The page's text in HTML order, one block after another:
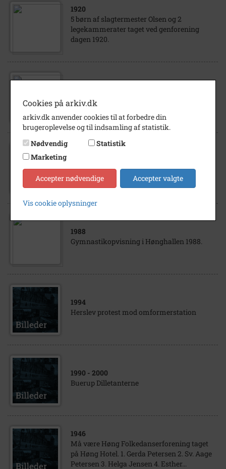
1920
5 børn af slagtermester Olsen og 2
legekammerater taget ved genforening
dagen 1920.
Høng Realskole
Arne 3. Ludvigsen, Thomas 4. Palludan-
Møller, Finn 5. Larsen, Peder Sustman 6...
1988
Gymnastikopvisning i Hønghallen 1988.
1994
Herslev protest mod omformerstation
1990 - 2000
Buerup Dilletanterne
1946
Må være Høng Folkedanserforening taget
på Høng Hotel. 1. Gerda Petersen 2. Sv. Aage
Petersen 3. Helga Jensen 4. Esther...
Cookies på arkiv.dk
arkiv.dk anvender cookies til at forbedre din
brugeroplevelse og til indsamling af statistik.
Nødvendig
Statistik
Marketing
Accepter nødvendige Accepter valgte
Vis cookie oplysninger